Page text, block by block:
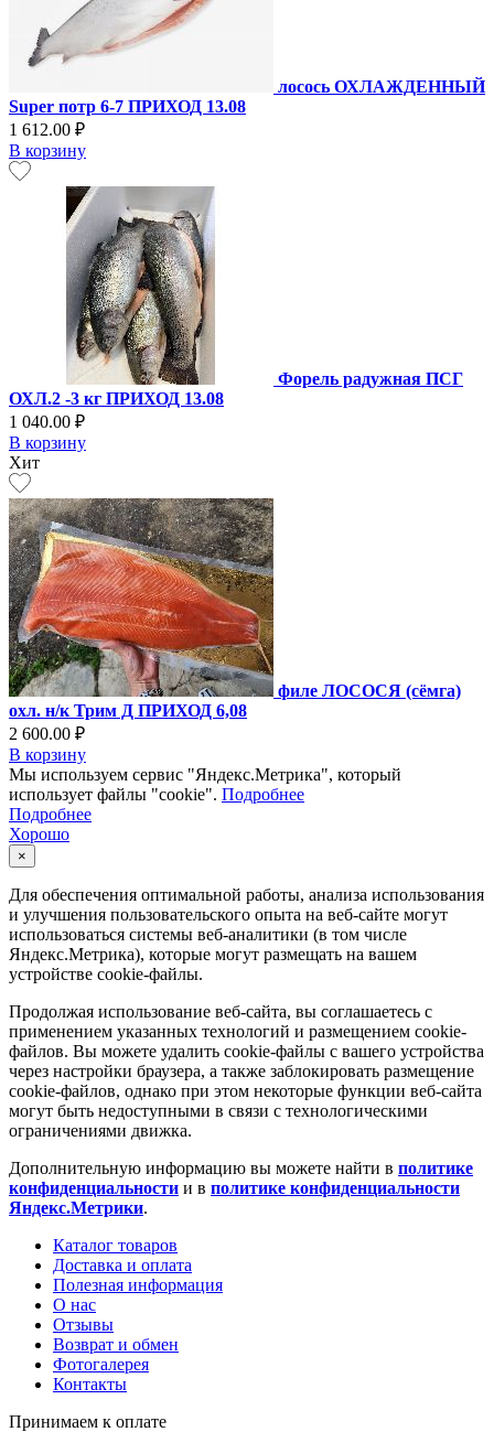
лосось ОХЛАЖДЕННЫЙ
Super потр 6-7 ПРИХОД 13.08
1 612.00 ₽
В корзину
Форель радужная ПСГ
ОХЛ.2 -3 кг ПРИХОД 13.08
1 040.00 ₽
В корзину
Хит
филе ЛОСОСЯ (сёмга)
охл. н/к Трим Д ПРИХОД 6,08
2 600.00 ₽
В корзину
Мы используем сервис "Яндекс.Метрика", который
использует файлы "cookie". Подробнее
Подробнее
Хорошо
×
Для обеспечения оптимальной работы, анализа использования
и улучшения пользовательского опыта на веб-сайте могут
использоваться системы веб-аналитики (в том числе
Яндекс.Метрика), которые могут размещать на вашем
устройстве cookie-файлы.
Продолжая использование веб-сайта, вы соглашаетесь с
применением указанных технологий и размещением cookie-
файлов. Вы можете удалить cookie-файлы с вашего устройства
через настройки браузера, а также заблокировать размещение
cookie-файлов, однако при этом некоторые функции веб-сайта
могут быть недоступными в связи с технологическими
ограничениями движка.
Дополнительную информацию вы можете найти в политике
конфиденциальности и в политике конфиденциальности
Яндекс.Метрики.
Каталог товаров
Доставка и оплата
Полезная информация
О нас
Отзывы
Возврат и обмен
Фотогалерея
Контакты
Принимаем к оплате